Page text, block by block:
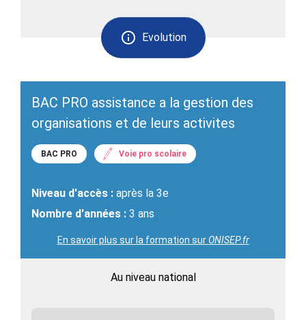
Evolution
BAC PRO assistance a la gestion des
organisations et de leurs activites
BAC PRO Voie pro scolaire
Niveau d'accès : après la 3e
Nombre d'années : 3 ans
En savoir plus sur la formation surONISEP.fr
Au niveau national